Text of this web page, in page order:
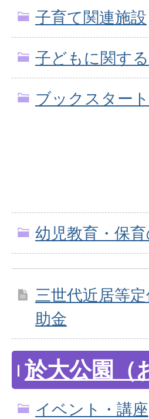
子育て関連施設
子どもに関す
ブックスター
幼児教育・保
三世代近居等
助金
於大公園（
イベント・講座